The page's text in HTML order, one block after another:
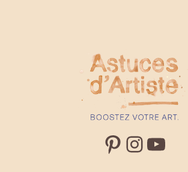
PinterestInstagram
YouTube